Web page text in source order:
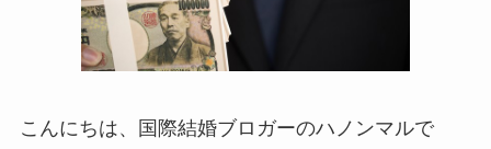
こんにちは、国際結婚ブロガーのハノンマルで